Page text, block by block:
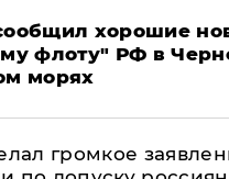
хорошие
флоту" РФ в
морях
громкое